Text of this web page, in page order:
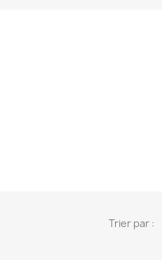
Trier par :